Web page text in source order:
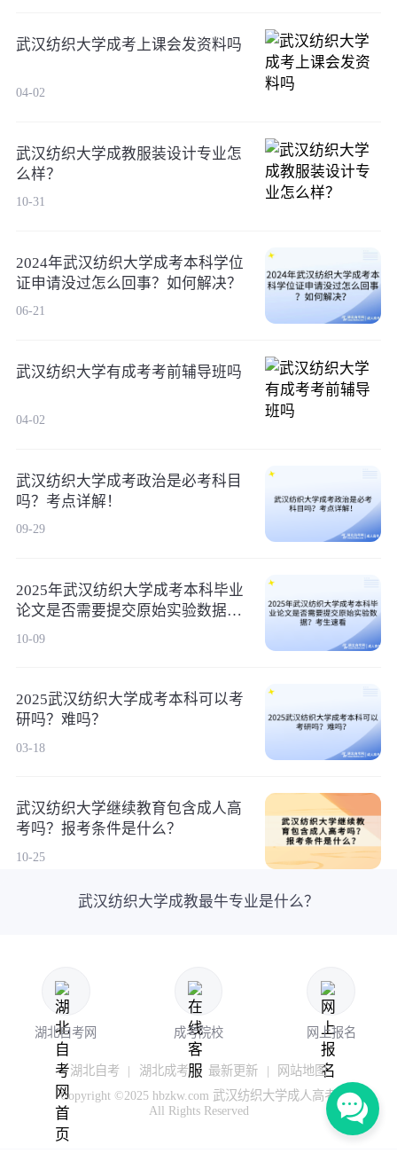
武汉纺织大学成考上课会发资料吗
04-02
武汉纺织大学成教服装设计专业怎
么样？
10-31
2024年武汉纺织大学成考本科学位
证申请没过怎么回事？如何解决？
06-21
武汉纺织大学有成考考前辅导班吗
04-02
武汉纺织大学成考政治是必考科目
吗？考点详解！
09-29
2025年武汉纺织大学成考本科毕业
论文是否需要提交原始实验数据？
考生速看
10-09
2025武汉纺织大学成考本科可以考
研吗？难吗？
03-18
武汉纺织大学继续教育包含成人高
考吗？报考条件是什么？
10-25
武汉纺织大学成教最牛专业是什么？
湖北自考网 成考院校 网上报名
湖北自考 | 湖北成考 | 最新更新 |
网站地图
Copyright ©2025 hbzkw.com 武汉纺织大学成人高考
All Rights Reserved